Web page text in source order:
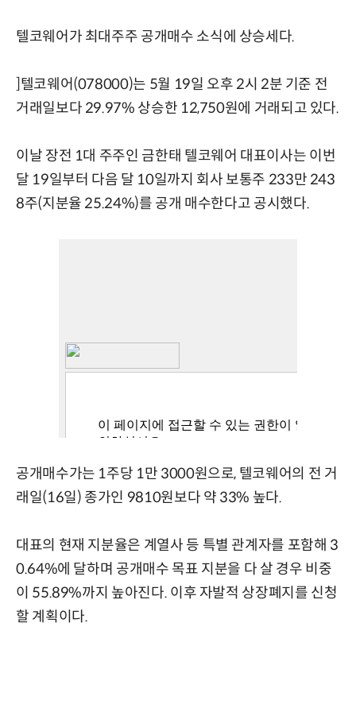
텔코웨어가 최대주주 공개매수 소식에 상승세다.
]텔코웨어(078000)는 5월 19일 오후 2시 2분 기준 전
거래일보다 29.97% 상승한 12,750원에 거래되고 있다.
이날 장전 1대 주주인 금한태 텔코웨어 대표이사는 이번
달 19일부터 다음 달 10일까지 회사 보통주 233만 243
8주(지분율 25.24%)를 공개 매수한다고 공시했다.
공개매수가는 1주당 1만 3000원으로, 텔코웨어의 전 거
래일(16일) 종가인 9810원보다 약 33% 높다.
대표의 현재 지분율은 계열사 등 특별 관계자를 포함해 3
0.64%에 달하며 공개매수 목표 지분을 다 살 경우 비중
이 55.89%까지 높아진다. 이후 자발적 상장폐지를 신청
할 계획이다.